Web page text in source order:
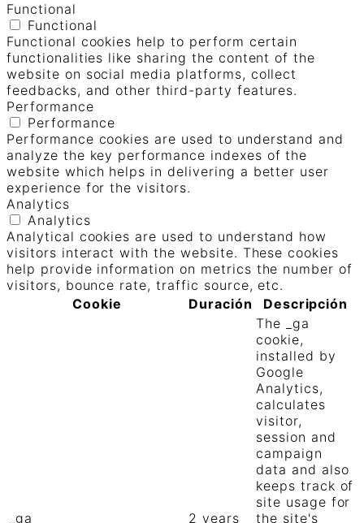
Functional
Functional
Functional cookies help to perform certain
functionalities like sharing the content of the
website on social media platforms, collect
feedbacks, and other third-party features.
Performance
Performance
Performance cookies are used to understand and
analyze the key performance indexes of the
website which helps in delivering a better user
experience for the visitors.
Analytics
Analytics
Analytical cookies are used to understand how
visitors interact with the website. These cookies
help provide information on metrics the number of
visitors, bounce rate, traffic source, etc.
Cookie
Duración Descripción
_ga 2 years
The _ga
cookie,
installed by
Google
Analytics,
calculates
visitor,
session and
campaign
data and also
keeps track of
site usage for
the site's